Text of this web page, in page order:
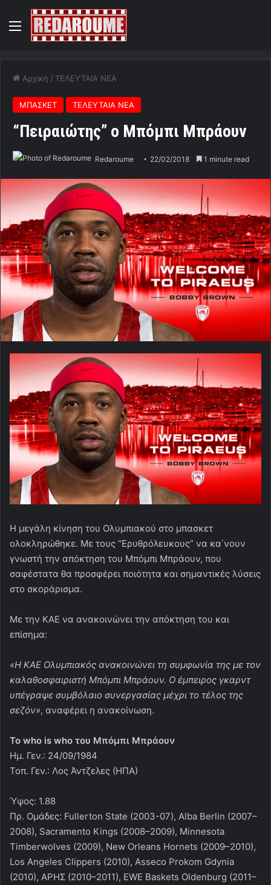
Menu
Αρχική / ΤΕΛΕΥΤΑΙΑ ΝΕΑ
ΜΠΑΣΚΕΤ ΤΕΛΕΥΤΑΙΑ ΝΕΑ
“Πειραιώτης” ο Μπόμπι Μπράουν
Redaroume 22/02/2018 1 minute read
Η μεγάλη κίνηση του Ολυμπιακού στο μπασκετ
ολοκληρώθηκε. Με τους “Ερυθρόλευκους” να κα΄νουν
γνωστή την απόκτηση του Μπόμπι Μπράουν, που
σαφέστατα θα προσφέρει ποιότητα και σημαντικές λύσεις
στο σκοράρισμα.
Με την ΚΑΕ να ανακοινώνει την απόκτηση του και
επίσημα:
«Η ΚΑΕ Ολυμπιακός ανακοινώνει τη συμφωνία της με τον
καλαθοσφαιριστή Μπόμπι Μπράουν. Ο έμπειρος γκαρντ
υπέγραψε συμβόλαιο συνεργασίας μέχρι το τέλος της
σεζόν», αναφέρει η ανακοίνωση.
Το who is who του Μπόμπι Μπράουν
Hμ. Γεν.: 24/09/1984
Τοπ. Γεν.: Λος Άντζελες (ΗΠΑ)
Ύψος: 1.88
Πρ. Ομάδες: Fullerton State (2003-07), Alba Berlin (2007–
2008), Sacramento Kings (2008–2009), Minnesota
Timberwolves (2009), Νew Orleans Hornets (2009–2010),
Los Angeles Clippers (2010), Asseco Prokom Gdynia
(2010), ΑΡΗΣ (2010–2011), EWE Baskets Oldenburg (2011–